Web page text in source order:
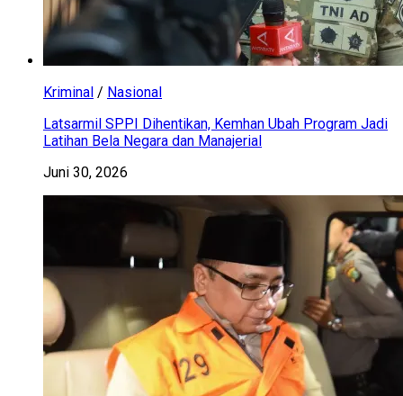
Kriminal / Nasional
Latsarmil SPPI Dihentikan, Kemhan Ubah Program Jadi
Latihan Bela Negara dan Manajerial
Juni 30, 2026